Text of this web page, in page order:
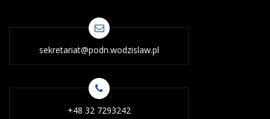
sekretariat@podn.wodzislaw.pl
+48 32 7293242